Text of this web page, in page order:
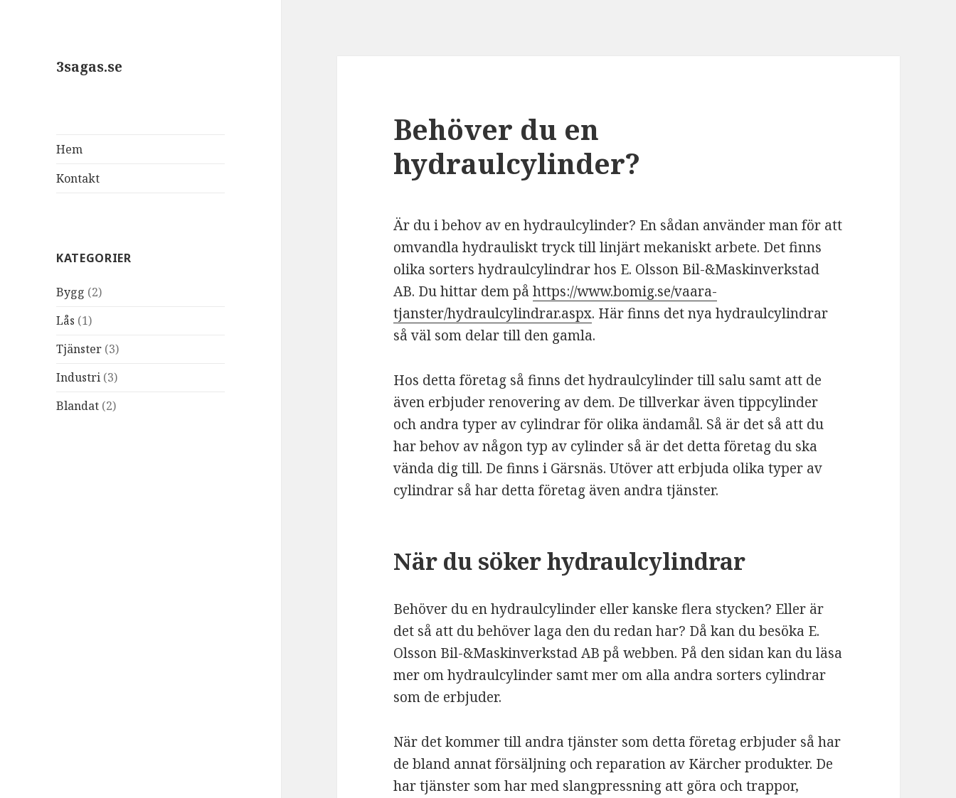
3sagas.se
Hem
Kontakt
KATEGORIER
Bygg (2)
Lås (1)
Tjänster (3)
Industri (3)
Blandat (2)
Behöver du en
hydraulcylinder?
Är du i behov av en hydraulcylinder? En sådan använder man för att
omvandla hydrauliskt tryck till linjärt mekaniskt arbete. Det finns
olika sorters hydraulcylindrar hos E. Olsson Bil-&Maskinverkstad
AB. Du hittar dem påhttps://www.bomig.se/vaara-
tjanster/hydraulcylindrar.aspx. Här finns det nya hydraulcylindrar
så väl som delar till den gamla.
Hos detta företag så finns det hydraulcylinder till salu samt att de
även erbjuder renovering av dem. De tillverkar även tippcylinder
och andra typer av cylindrar för olika ändamål. Så är det så att du
har behov av någon typ av cylinder så är det detta företag du ska
vända dig till. De finns i Gärsnäs. Utöver att erbjuda olika typer av
cylindrar så har detta företag även andra tjänster.
När du söker hydraulcylindrar
Behöver du en hydraulcylinder eller kanske flera stycken? Eller är
det så att du behöver laga den du redan har? Då kan du besöka E.
Olsson Bil-&Maskinverkstad AB på webben. På den sidan kan du läsa
mer om hydraulcylinder samt mer om alla andra sorters cylindrar
som de erbjuder.
När det kommer till andra tjänster som detta företag erbjuder så har
de bland annat försäljning och reparation av Kärcher produkter. De
har tjänster som har med slangpressning att göra och trappor,